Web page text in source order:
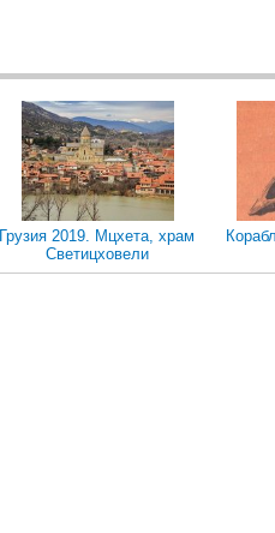
Грузия 2019. Мцхета, храм
Светицховели